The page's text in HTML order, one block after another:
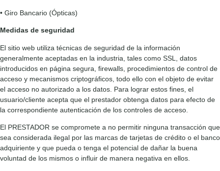
• Giro Bancario (Ópticas)
Medidas de seguridad
El sitio web utiliza técnicas de seguridad de la información
generalmente aceptadas en la industria, tales como SSL, datos
introducidos en página segura, firewalls, procedimientos de control de
acceso y mecanismos criptográficos, todo ello con el objeto de evitar
el acceso no autorizado a los datos. Para lograr estos fines, el
usuario/cliente acepta que el prestador obtenga datos para efecto de
la correspondiente autenticación de los controles de acceso.
El PRESTADOR se compromete a no permitir ninguna transacción que
sea considerada ilegal por las marcas de tarjetas de crédito o el banco
adquiriente y que pueda o tenga el potencial de dañar la buena
voluntad de los mismos o influir de manera negativa en ellos.